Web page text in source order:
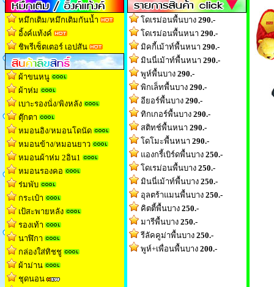
หมึกเติม/หมึกเติมกันน้ำ
อิ้งค์แท้งค์
ชิพรีเซ็ตเตอร์ เอปสัน
ผ้าขนหนู
ผ้าห่ม
เบาะรองนั่ง/พิงหลัง
ตุ๊กตา
หมอนอิง/หมอนโดนัด
หมอนข้าง/หมอนยาว
หมอนผ้าห่ม 2อิน1
หมอนรองคอ
ร่มพับ
กระเป๋า
เป้สะพายหลัง
รองเท้า
นาฬิกา
กล่องใส่ทิชช
ผ้าม่าน
ชุดนอน
โดเรม่อนพื้นบาง 290.-
โดเรม่อนพื้นหนา 290.-
มิคกี้เม้าท์พื้นหนา 290.-
มินนี่เม้าท์พื้นหนา 290.-
พูห์พื้นบาง 290.-
พิกเล็ทพื้นบาง 290.-
อียอร์พื้นบาง 290.-
ทิกเกอร์พื้นบาง 290.-
สติทช์พื้นหนา 290.-
โดโมะพื้นหนา 290.-
แองกรี้เบิร์ดพื้นบาง 250.-
โดเรม่อนพื้นบาง 250.-
มินนี่เม้าท์พื้นบาง 250.-
อุลตร้าแมนพื้นบาง 250.-
คิตตี้พื้นบาง 250.-
มารีพื้นบาง 250.-
รีลัคคูม่าพื้นบาง 250.-
พูห์+เพื่อนพื้นบาง 200.-